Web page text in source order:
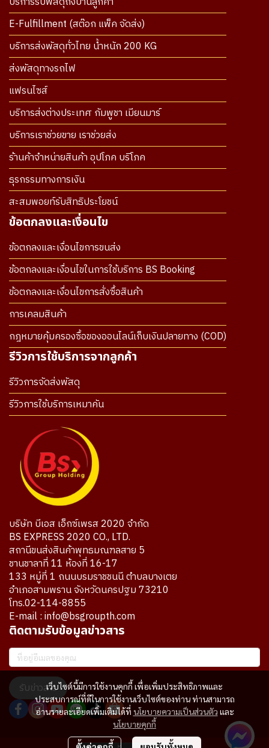
เว็บไซต์นี้มีการใช้งานคุกกี้ เพื่อเพิ่มประสิทธิภาพและ
ประสบการณ์ที่ดีในการใช้งานเว็บไซต์ของท่าน ท่านสามารถ
อ่านรายละเอียดเพิ่มเติมได้ที่ นโยบายความเป็นส่วนตัว และ
นโยบายคุกกี้
E-Fulfillment (สต๊อก แพ็ค จัดส่ง)
บริการส่งพัสดุทั่วไทย น้ำหนัก 200 KG
ส่งพัสดุทางรถไฟ
แฟรนไซส์
บริการส่งต่างประเทศ กัมพูชา เมียนมาร์
บริการเราช่วยขาย เราช่วยส่ง
ร้านค้าจำหน่ายสินค้า อุปโภค บริโภค
ธุรกรรมทางการเงิน
สะสมพอยท์รับสิทธิประโยชน์
ข้อตกลงและเงื่อนไข
ข้อตกลงและเงื่อนไขการขนส่ง
ข้อตกลงและเงื่อนไขในการใช้บริการ BS Booking
ข้อตกลงและเงื่อนไขการสั่งซื้อสินค้า
การเคลมสินค้า
กฎหมายคุ้มครองซื้อของออนไลน์เก็บเงินปลายทาง (COD)
รีวิวการใช้บริการจากลูกค้า
รีวิวการจัดส่งพัสดุ
รีวิวการใช้บริการเหมาคัน
บริษัท บีเอส เอ็กซ์เพรส 2020 จำกัด
BS EXPRESS 2020 CO., LTD.
สถานีขนส่งสินค้าพุทธมณฑลสาย 5
ชานชาลาที่ 11 ห้องที่ 16-17
133 หมู่ที่ 1 ถนนบรมราชชนนี ตำบลบางเตย
อำเภอสามพราน จังหวัดนครปฐม 73210
โทร.02-114-8855
E-mail : info@bsgroupth.com
ติดตามรับข้อมูลข่าวสาร
รับข่าวสาร